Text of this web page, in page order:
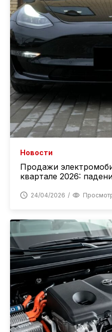
Новости
Продажи
квартале 2026:
24/04/2026